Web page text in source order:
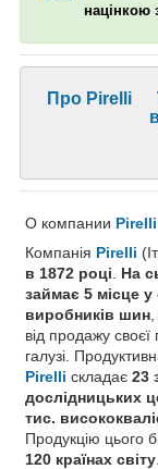
націнкою
Про Pirelli
О компании Pirelli
Компанія Pirelli
в 1872 році
На
займає 5 місце у
виробників шин
від продажу своєї
галузі.
Pirelli складає 23
дослідницьких
тис.
Продукцію цього
120 країнах світу